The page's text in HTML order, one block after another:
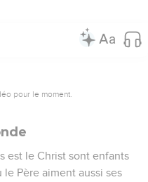
pour le moment.
est le Christ sont enfants
Père aiment aussi ses